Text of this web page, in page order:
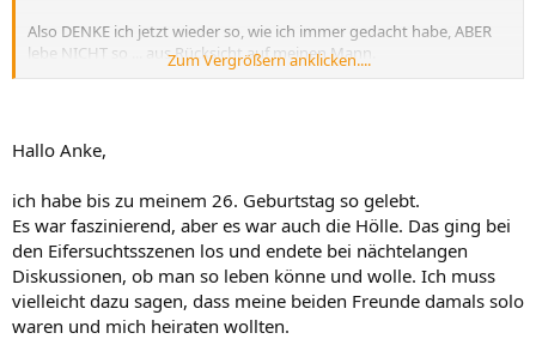
Also DENKE ich jetzt wieder so, wie ich immer gedacht habe, ABER
lebe NICHT so ... aus Rücksicht auf meinen Mann.
Für mich gehört es zur Liebe einfach dazu, Rücksicht zu nehmen
Ob allerdings die mehrheitlich anerkannte Lebensform unbedingt
Eifersucht mag ich zum Beispiel kein bisschen - WEDER bei mir noch
bei meinem Mann ... wobei die wenigen kurzen Momente, in denen
ich eifersüchtig war, IMMER reine Verlustangst waren - und von
Angst hab ich die Nase voll!
Ich hab in meinem Leben eigentlich noch nie mit sehr
eifersüchtigen Menschen zu tun gehabt und die meisten meiner
Zum Vergrößern anklicken....
Hallo Anke,
ich habe bis zu meinem 26. Geburtstag so gelebt.
Es war faszinierend, aber es war auch die Hölle. Das ging bei
den Eifersuchtsszenen los und endete bei nächtelangen
Diskussionen, ob man so leben könne und wolle. Ich muss
vielleicht dazu sagen, dass meine beiden Freunde damals solo
waren und mich heiraten wollten.